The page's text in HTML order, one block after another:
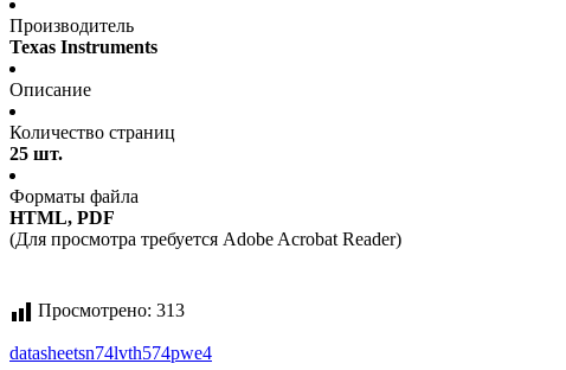
Производитель
Texas Instruments
Описание
Количество страниц
25 шт.
Форматы файла
HTML, PDF
(Для просмотра требуется Adobe Acrobat Reader)
Просмотрено: 313
datasheetsn74lvth574pwe4